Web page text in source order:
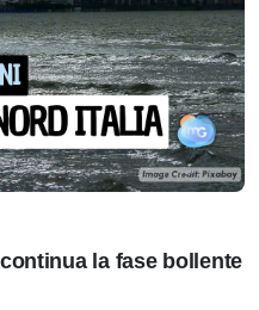
la fase bollente